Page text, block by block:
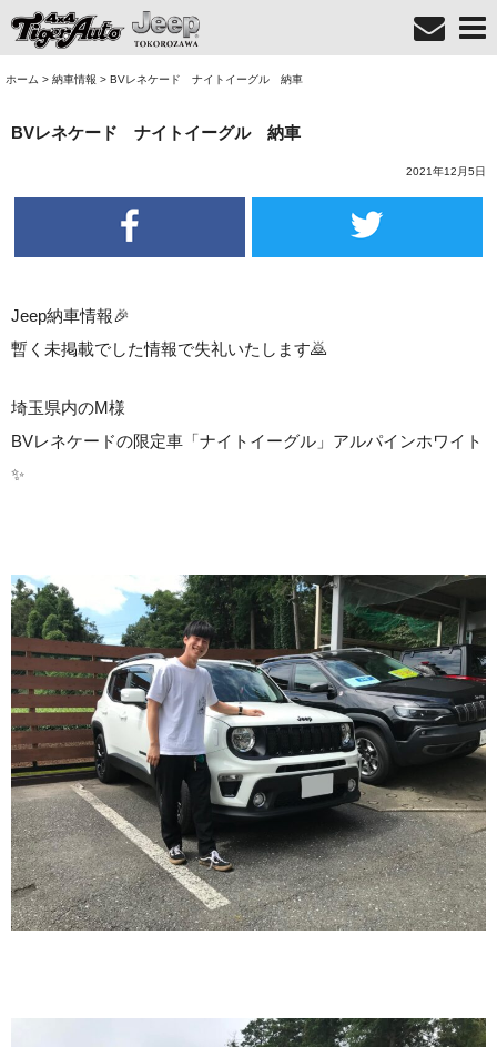
ホーム > 納車情報 > BVレネケード ナイトイーグル 納車
BVレネケード ナイトイーグル 納車
2021年12月5日
Jeep納車情報🎉
暫く未掲載でした情報で失礼いたします🙇
埼玉県内のM様
BVレネケードの限定車「ナイトイーグル」アルパインホワイト
✨